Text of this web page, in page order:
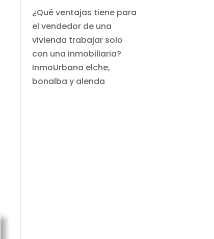
¿Qué ventajas tiene para
el vendedor de una
vivienda trabajar solo
con una inmobiliaria?
InmoUrbana elche,
bonalba y alenda